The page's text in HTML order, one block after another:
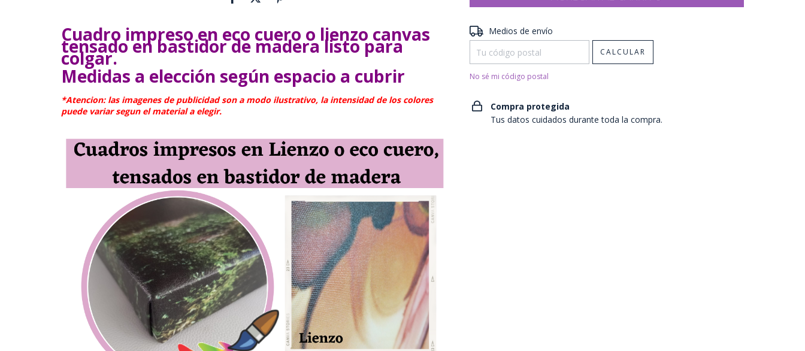
Cuadro impreso en eco cuero o lienzo canvas
tensado en bastidor de madera listo para
colgar.
Medidas a elección según espacio a cubrir
*Atencion: las imagenes de publicidad son a modo ilustrativo, la intensidad de los colores
puede variar segun el material a elegir.
Entregas para el CP:
Medios de envío
CALCULAR
No sé mi código postal
Compra protegida
Tus datos cuidados durante toda la compra.